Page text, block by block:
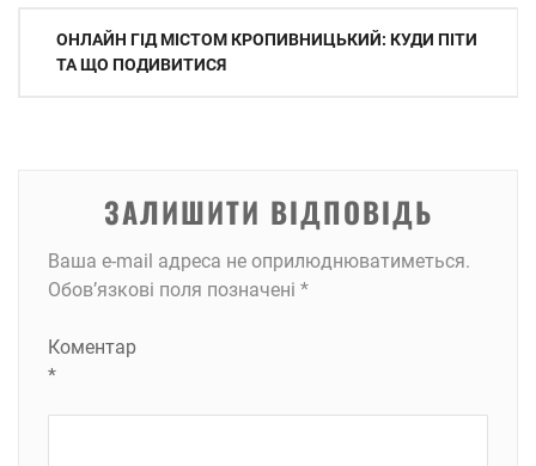
Навігація
записів
ОНЛАЙН ГІД МІСТОМ КРОПИВНИЦЬКИЙ: КУДИ ПІТИ
ТА ЩО ПОДИВИТИСЯ
ЗАЛИШИТИ ВІДПОВІДЬ
Ваша e-mail адреса не оприлюднюватиметься.
Обов’язкові поля позначені *
Коментар
*